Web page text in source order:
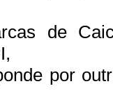
de
por